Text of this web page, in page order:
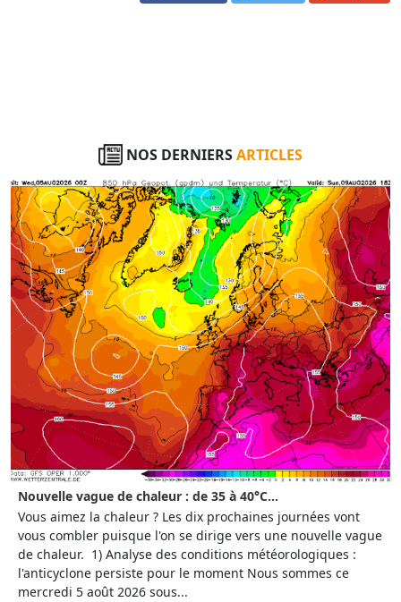
NOS DERNIERSARTICLES
Nouvelle vague de chaleur : de 35 à 40°C...
Vous aimez la chaleur ? Les dix prochaines journées vont
vous combler puisque l'on se dirige vers une nouvelle vague
de chaleur. 1) Analyse des conditions météorologiques :
l'anticyclone persiste pour le moment Nous sommes ce
mercredi 5 août 2026 sous...